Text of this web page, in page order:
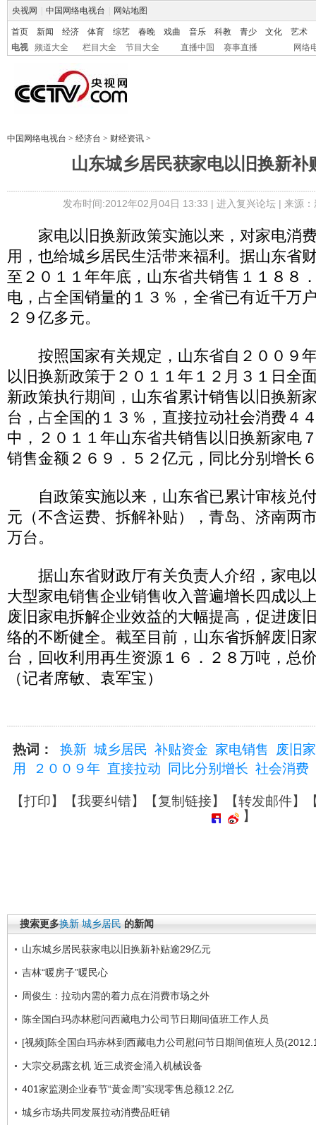
央视网 中国网络电视台 网站地图
首页 新闻 经济 体育 综艺 春晚 戏曲 音乐 科教 青少 文化
艺术
电视
频道大全 栏目大全 节目大全 直播中国 赛事直播 网络
中国网络电视台 > 经济台 > 财经资讯 >
山东城乡居民获家电以旧换新补
发布时间:2012年02月04日 13:33 | 进入复兴论坛| 来源
家电以旧换新政策实施以来，对家电消
用，也给城乡居民生活带来福利。据山东省
至２０１１年年底，山东省共销售１１８８
电，占全国销量的１３％，全省已有近千万
２９亿多元。
按照国家有关规定，山东省自２００９
以旧换新政策于２０１１年１２月３１日全
新政策执行期间，山东省累计销售以旧换新
台，占全国的１３％，直接拉动社会消费４
中，２０１１年山东省共销售以旧换新家电
销售金额２６９．５２亿元，同比分别增长
自政策实施以来，山东省已累计审核兑
元（不含运费、拆解补贴），青岛、济南两
万台。
据山东省财政厅有关负责人介绍，家电
大型家电销售企业销售收入普遍增长四成以
废旧家电拆解企业效益的大幅提高，促进废
络的不断健全。截至目前，山东省拆解废旧
台，回收利用再生资源１６．２８万吨，总
（记者席敏、袁军宝）
热词： 换新 城乡居民 补贴资金 家电销售
废旧
用
２００９年 直接拉动 同比分别增长 社会消费
【打印】【我要纠错】【复制链接】【转发邮件】
】
搜索更多换新 城乡居民 的新闻
山东城乡居民获家电以旧换新补贴逾29亿元
吉林“暖房子”暖民心
周俊生：拉动内需的着力点在消费市场之外
陈全国白玛赤林慰问西藏电力公司节日期间值班工作人员
[视频]陈全国白玛赤林到西藏电力公司慰问节日期间值班人员
大宗交易露玄机 近三成资金涌入机械设备
401家监测企业春节“黄金周”实现零售总额12.2亿
城乡市场共同发展拉动消费品旺销